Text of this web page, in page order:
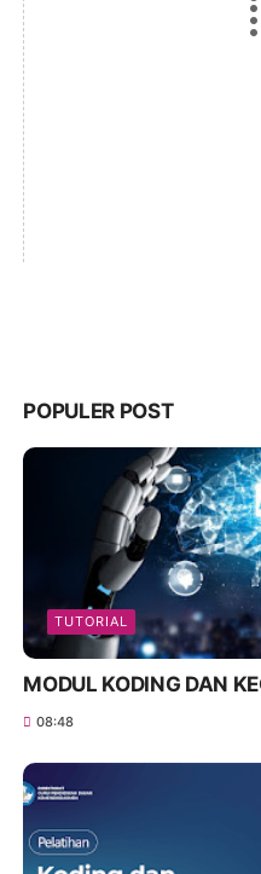
POPULER POST
TUTORIAL
MODUL KODING DAN
08:48